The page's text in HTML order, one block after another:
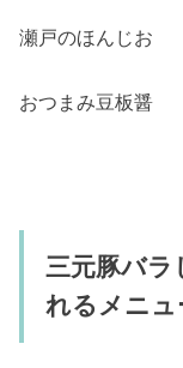
瀬戸のほんじお
おつまみ豆板醤
三元豚バラ
れるメニュ